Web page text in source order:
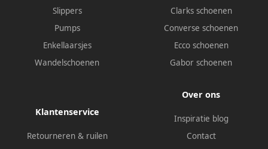
Slippers
Pumps
Enkellaarsjes
Wandelschoenen
Clarks schoenen
Converse schoenen
Ecco schoenen
Gabor schoenen
Klantenservice
Retourneren & ruilen
Over ons
Inspiratie blog
Contact